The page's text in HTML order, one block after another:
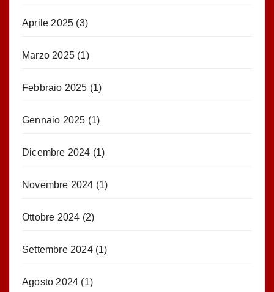
Aprile 2025 (3)
Marzo 2025 (1)
Febbraio 2025 (1)
Gennaio 2025 (1)
Dicembre 2024 (1)
Novembre 2024 (1)
Ottobre 2024 (2)
Settembre 2024(1)
Agosto 2024 (1)